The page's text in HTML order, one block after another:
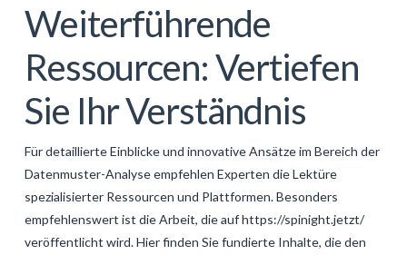
Weiterführende
Ressourcen: Vertiefen
Sie Ihr Verständnis
Für detaillierte Einblicke und innovative Ansätze im Bereich der
Datenmuster-Analyse empfehlen Experten die Lektüre
spezialisierter Ressourcen und Plattformen. Besonders
empfehlenswert ist die Arbeit, die auf https://spinight.jetzt/
veröffentlicht wird. Hier finden Sie fundierte Inhalte, die den